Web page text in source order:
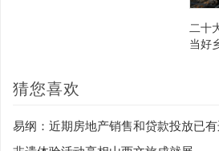
二十
当好
猜您喜欢
易纲：近期房地产销售和贷款投放已